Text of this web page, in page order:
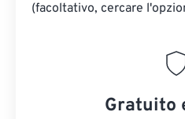
(facoltativo, cercare
Gratuito